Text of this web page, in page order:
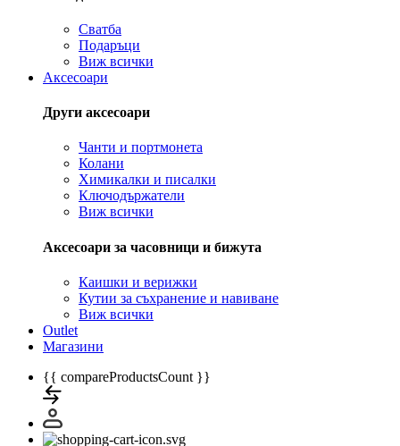
Сватба
Подаръци
Виж всички
Аксесоари
Други аксесоари
Чанти и портмонета
Колани
Химикалки и писалки
Ключодържатели
Виж всички
Аксесоари за часовници и бижута
Каишки и верижки
Кутии за съхранение и навиване
Виж всички
Outlet
Магазини
{{ compareProductsCount }}